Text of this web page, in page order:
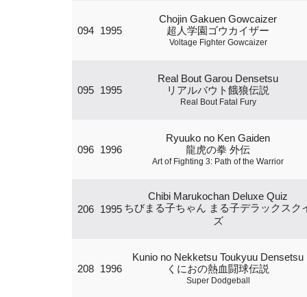
094 1995
Chojin Gakuen Gowcaizer
超人学園ゴウカイザー
Voltage Fighter Gowcaizer
095 1995
Real Bout Garou Densetsu
リアルバウト餓狼伝説
Real Bout Fatal Fury
096 1996
Ryuuko no Ken Gaiden
龍虎の拳 外伝
Art of Fighting 3: Path of the Warrior
206 1995
Chibi Marukochan Deluxe Quiz
ちびまる子ちゃん まる子デラックスク
ズ
208 1996
Kunio no Nekketsu Toukyuu Densetsu
くにおの熱血闘球伝説
Super Dodgeball